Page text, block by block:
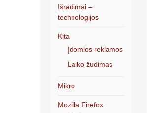
Išradimai –
technologijos
Kita
Įdomios reklamos
Laiko žudimas
Mikro
Mozilla Firefox